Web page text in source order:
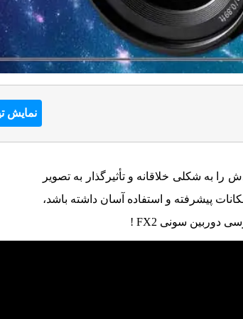
نمایش
به شکلی خلاقانه و تأثیرگذار به تصویر
پیشرفته و استفاده آسان داشته باشد،